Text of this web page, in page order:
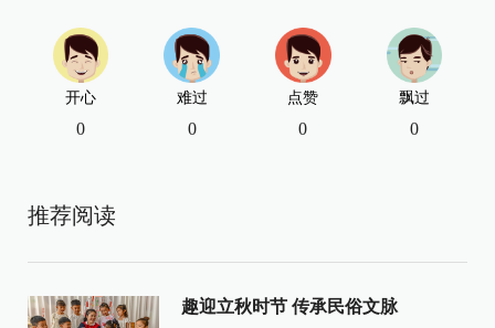
开心
0
难过
0
点赞
0
飘过
0
推荐阅读
趣迎立秋时节 传承民俗文脉